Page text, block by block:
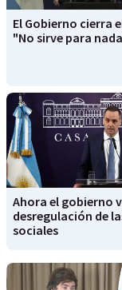
El Gobierno cierra
"No sirve para
Ahora el gobierno
desregulación de
sociales